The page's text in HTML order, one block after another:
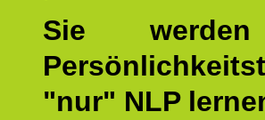
Sie
"nur" NLP